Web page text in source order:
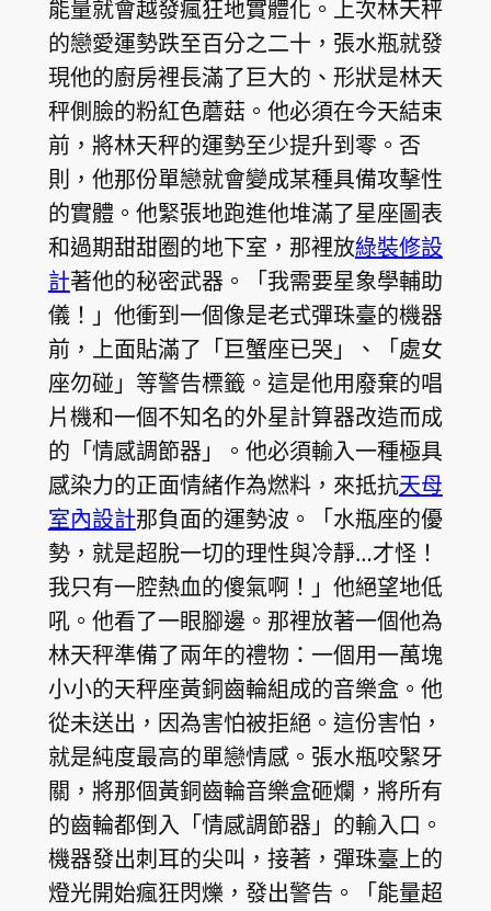
能量就會越發瘋狂地實體化。上次林天秤
的戀愛運勢跌至百分之二十，張水瓶就發
現他的廚房裡長滿了巨大的、形狀是林天
秤側臉的粉紅色蘑菇。他必須在今天結束
前，將林天秤的運勢至少提升到零。否
則，他那份單戀就會變成某種具備攻擊性
的實體。他緊張地跑進他堆滿了星座圖表
和過期甜甜圈的地下室，那裡放綠裝修設
計著他的秘密武器。「我需要星象學輔助
儀！」他衝到一個像是老式彈珠臺的機器
前，上面貼滿了「巨蟹座已哭」、「處女
座勿碰」等警告標籤。這是他用廢棄的唱
片機和一個不知名的外星計算器改造而成
的「情感調節器」。他必須輸入一種極具
感染力的正面情緒作為燃料，來抵抗天母
室內設計那負面的運勢波。「水瓶座的優
勢，就是超脫一切的理性與冷靜…才怪！
我只有一腔熱血的傻氣啊！」他絕望地低
吼。他看了一眼腳邊。那裡放著一個他為
林天秤準備了兩年的禮物：一個用一萬塊
小小的天秤座黃銅齒輪組成的音樂盒。他
從未送出，因為害怕被拒絕。這份害怕，
就是純度最高的單戀情感。張水瓶咬緊牙
關，將那個黃銅齒輪音樂盒砸爛，將所有
的齒輪都倒入「情感調節器」的輸入口。
機器發出刺耳的尖叫，接著，彈珠臺上的
燈光開始瘋狂閃爍，發出警告。「能量超